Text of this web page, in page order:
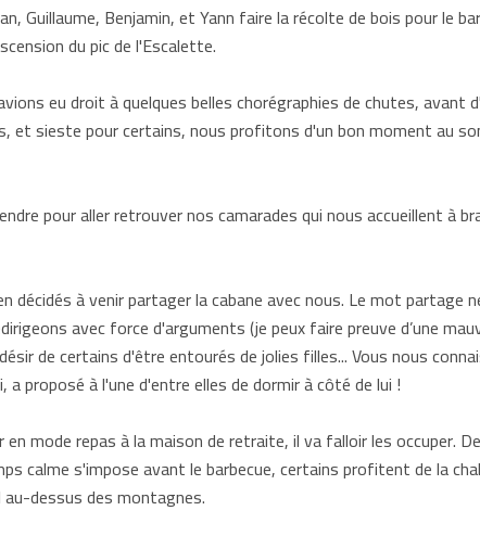
Guillaume, Benjamin, et Yann faire la récolte de bois pour le
du pic de l'Escalette.
eu droit à quelques belles chorégraphies de chutes, avant
et sieste pour certains, nous profitons d'un bon moment au
pour aller retrouver nos camarades qui nous accueillent à
décidés à venir partager la cabane avec nous. Le mot partage
avec force d'arguments (je peux faire preuve d’une
de certains d'être entourés de jolies filles... Vous nous
proposé à l'une d'entre elles de dormir à côté de lui !
mode repas à la maison de retraite, il va falloir les occuper.
calme s'impose avant le barbecue, certains profitent de la
dessus des montagnes.